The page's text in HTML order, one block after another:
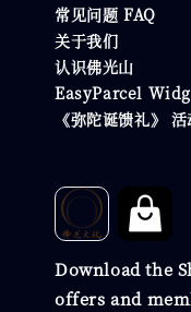
常见问题 FAQ
关于我们
认识佛光山
EasyParcel
《弥陀诞馈礼》
Download the
offers and